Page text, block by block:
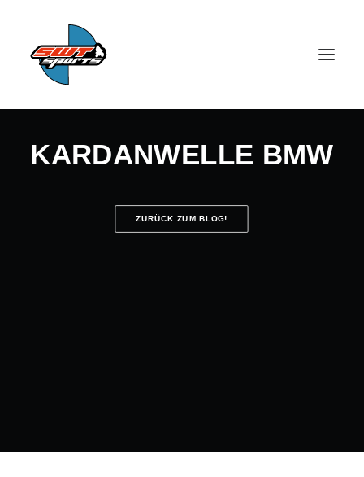
SEARCH
KARDANWELLE BMW
ZURÜCK ZUM BLOG!